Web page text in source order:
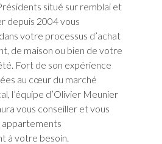
situé sur remblai et
depuis 2004 vous
votre processus d’achat
de maison ou bien de votre
Fort de son expérience
au cœur du marché
l’équipe d’Olivier Meunier
vous conseiller et vous
à votre besoin.